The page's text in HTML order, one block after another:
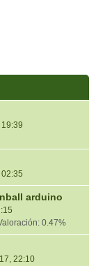
arduino
0.47%
22:10